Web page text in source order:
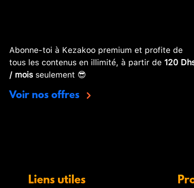
Abonne-toi à Kezakoo premium et profite de
tous les contenus en illimité, à partir de 120
/ moisseulement 😎
Voir nos offres
Liens utiles